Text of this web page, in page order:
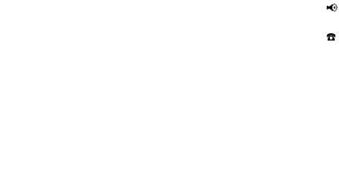
📢
☎️